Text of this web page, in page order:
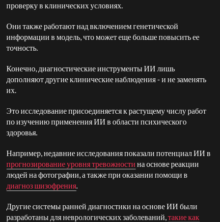
проверку в клинических условиях.
Они также работают над включением генетической
информации в модель, что может еще больше повысить ее
точность.
Конечно, диагностические инструменты ИИ лишь
дополняют другие клинические наблюдения - и не заменять
их.
Это исследование присоединяется к растущему числу работ
по изучению применения ИИ в области психического
здоровья.
Например, недавние исследования показали потенциал ИИ в
прогнозирование уровня тревожности на основе реакции
людей на фотографии, а также при оказании помощи в
диагноз шизофрения.
Другие системы ранней диагностики на основе ИИ были
разработаны для неврологических заболеваний,такие как